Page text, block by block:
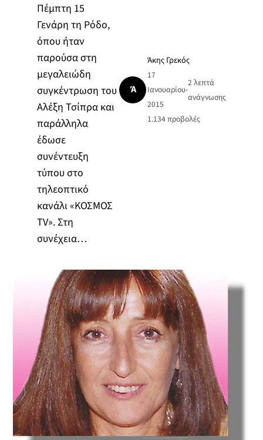
Πέμπτη 15
Γενάρη τη Ρόδο,
όπου ήταν
παρούσα στη
μεγαλειώδη
συγκέντρωση του
Αλέξη Τσίπρα και
παράλληλα
έδωσε
συνέντευξη
τύπου στο
τηλεοπτικό
κανάλι «ΚΟΣΜΟΣ
TV». Στη
συνέχεια…
Ά
Άκης Γρεκός
17
Ιανουαρίου
2015
•
2 λεπτά
ανάγνωσης
1.134προβολές